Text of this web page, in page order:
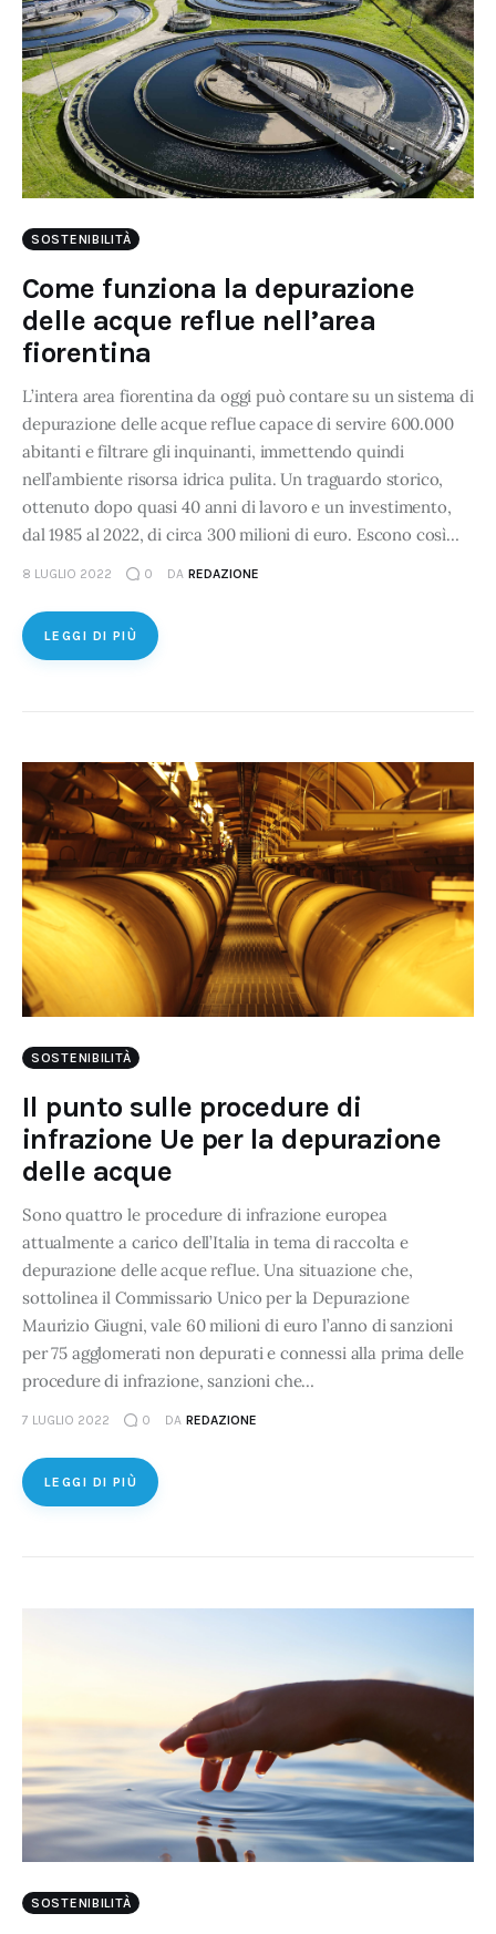
per una corretta visualizzazione della pagina.
SOSTENIBILITÀ
Come funziona la depurazione
delle acque reflue nell’area
fiorentina
L’intera area fiorentina da oggi può contare su un sistema di
depurazione delle acque reflue capace di servire 600.000
abitanti e filtrare gli inquinanti, immettendo quindi
nell’ambiente risorsa idrica pulita. Un traguardo storico,
ottenuto dopo quasi 40 anni di lavoro e un investimento,
dal 1985 al 2022, di circa 300 milioni di euro. Escono così…
8 LUGLIO 2022 0 DA REDAZIONE
LEGGI DI PIÙ
SOSTENIBILITÀ
Il punto sulle procedure di
infrazione Ue per la depurazione
delle acque
Sono quattro le procedure di infrazione europea
attualmente a carico dell’Italia in tema di raccolta e
depurazione delle acque reflue. Una situazione che,
sottolinea il Commissario Unico per la Depurazione
Maurizio Giugni, vale 60 milioni di euro l’anno di sanzioni
per 75 agglomerati non depurati e connessi alla prima delle
procedure di infrazione, sanzioni che…
7 LUGLIO 2022 0 DA REDAZIONE
LEGGI DI PIÙ
SOSTENIBILITÀ